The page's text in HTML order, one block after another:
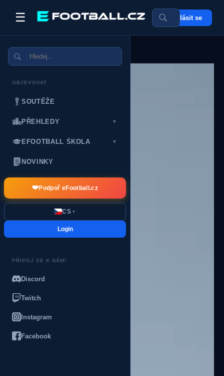
☰ POSLEDNÍ DÁRCI:
Přihlásit se
OBJEVOVAT
SOUTĚŽE
PŘEHLEDY ▼
EFOOTBALL ŠKOLA ▼
NOVINKY
❤️Podpoř eFootball.cz
CS ▼
Login
PŘIPOJ SE K NÁM!
Discord
Twitch
Instagram
Facebook